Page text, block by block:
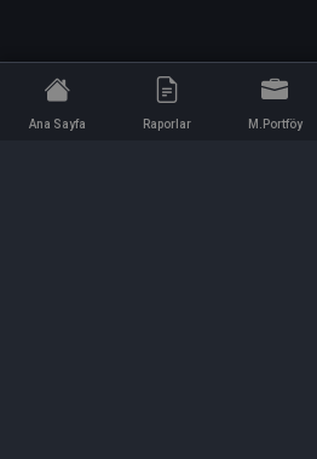
Ana Sayfa Raporlar M.Portföy